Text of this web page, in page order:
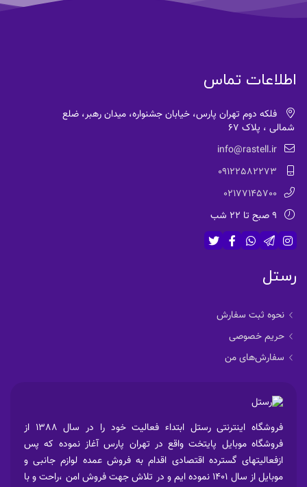
اطلاعات تماس
فلکه دوم تهران پارس، خیابان جشنواره، میدان رهبر، ضلع
شمالی ، پلاک 67
info@rastell.ir
09122582273
02177145700
9 صبح تا 22 شب
رستل
نحوه ثبت سفارش
حریم خصوصی
سفارش‌های من
فروشگاه اینترنتی رستل ابتداء فعالیت خود را در سال 1388 از
فروشگاه موبایل پایتخت واقع در تهران پارس آغاز نموده که پس
ازفعالیتهای گسترده اقتصادی اقدام به فروش عمده لوازم جانبی و
موبایل از سال 1401 نموده ایم و در تلاش جهت فروش امن ،راحت و با